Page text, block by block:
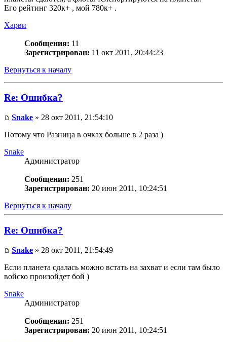
Его рейтинг 320к+ , мой 780к+ .
Харви
Сообщения: 11
Зарегистрирован: 11 окт 2011, 20:44:23
Вернуться к началу
Re: Ошибка?
Snake » 28 окт 2011, 21:54:10
Потому что Разница в очках больше в 2 раза )
Snake
Администратор
Сообщения: 251
Зарегистрирован: 20 июн 2011, 10:24:51
Вернуться к началу
Re: Ошибка?
Snake » 28 окт 2011, 21:54:49
Если планета сдалась можно встать на захват и если там было
войско произойдет бой )
Snake
Администратор
Сообщения: 251
Зарегистрирован: 20 июн 2011, 10:24:51